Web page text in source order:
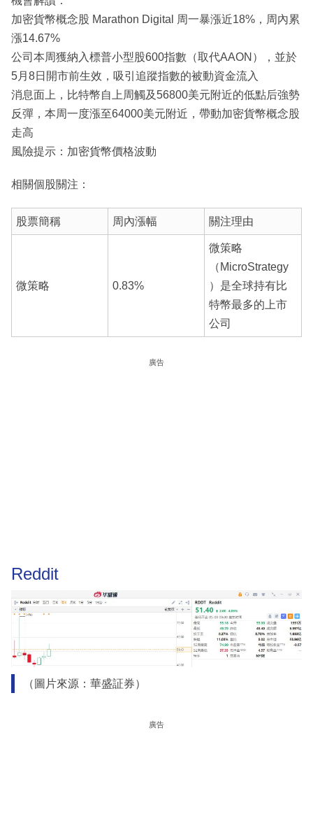
加密貨幣概念股 Marathon Digital 周一暴漲近18%，周內累
漲14.67%
公司本周獲納入標普小型股600指數（取代AAON），並於
5月8日開市前生效，吸引追蹤指數的被動資金流入
消息面上，比特幣自上周觸及56800美元附近的低點后強勢
反彈，本周一度漲至64000美元附近，帶動加密貨幣概念股
走高
風險提示：加密貨幣價格波動
相關個股關注：
股票簡稱 周內漲幅 關注理由
微策略 0.83%
微策略
（MicroStrategy
）是全球持有比
特幣最多的上市
公司
廣告
Reddit
（圖片來源：華盛証券）
廣告